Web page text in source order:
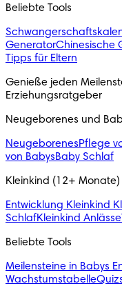
Beliebte Tools
GeneratorChinesische
Tipps für Eltern
Genieße jeden
Erziehungsratgeber
Neugeborenes und
NeugeborenesPflege
von BabysBaby Schlaf
Kleinkind (12+ Monate)
Entwicklung Kleinkind
SchlafKleinkind Anlässe
Beliebte Tools
Meilensteine in Babys
Wachstumstabelle